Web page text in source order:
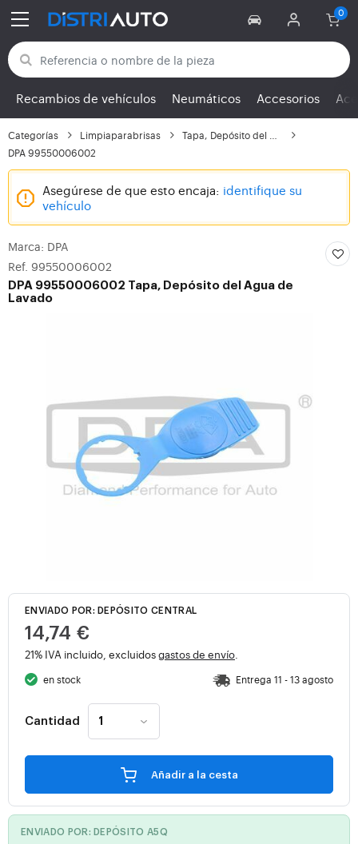
Volver a las categorías
Recambios de vehículos Neumáticos Accesorios
Categorías Limpiaparabrisas
DPA 99550006002
Asegúrese de que esto encaja: identifique su
vehículo
Marca: DPA
Ref. 99550006002
DPA 99550006002 Tapa, Depósito del Agua de
Lavado
ENVIADO POR: DEPÓSITO CENTRAL
14,74 €
21% IVA incluido, excluidosgastos de envío
en stock Entrega 11 - 13 agosto
Cantidad
Añadir a la cesta
ENVIADO POR: DEPÓSITO A5Q